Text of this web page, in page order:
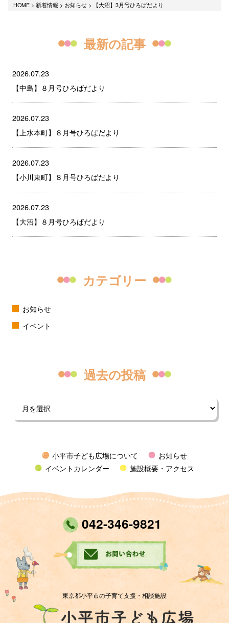
HOME> 新着情報 > お知らせ> 【大沼】3月号ひろばだより
最新の記事
2026.07.23
【中島】８月号ひろばだより
2026.07.23
【上水本町】８月号ひろばだより
2026.07.23
【小川東町】８月号ひろばだより
2026.07.23
【大沼】８月号ひろばだより
カテゴリー
お知らせ
イベント
過去の投稿
小平市子ども広場について
お知らせ
イベントカレンダー
施設概要・アクセス
042-346-9821
東京都小平市の子育て支援・相談施設